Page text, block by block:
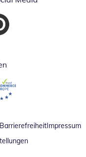
Fenster
in neuem Fenster
in neuem Fenster
BarrierefreiheitImpressum